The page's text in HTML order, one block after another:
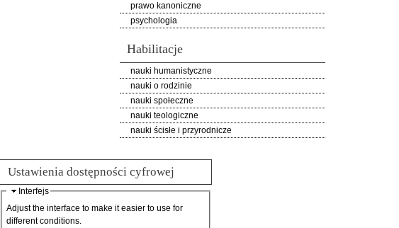
prawo kanoniczne
psychologia
Habilitacje
nauki humanistyczne
nauki o rodzinie
nauki społeczne
nauki teologiczne
nauki ścisłe i przyrodnicze
Ustawienia dostępności cyfrowej
Interfejs
Adjust the interface to make it easier to use for
different conditions.